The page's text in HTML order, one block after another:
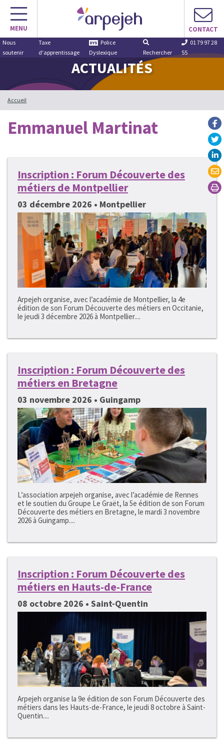
Aller
contenu
MENU CONTACT
Nous
soutenir
Taxe
d'apprentissage
Police
Dyslexique
Rechercher
01 79 97 28
55
ACTUALITÉS
Accueil
Emmanuel Martinat
Inscription : Forum Découverte des
métiers de Montpellier
03 décembre 2026 • Montpellier
Arpejeh organise, avec l’académie de Montpellier, la 4e
édition de son Forum Découverte des métiers en Occitanie,
le jeudi 3 décembre 2026 à Montpellier....
Inscription : Forum Découverte des
métiers en Bretagne
03 novembre 2026 • Guingamp
L’association arpejeh organise, avec l’académie de Rennes
et le soutien du Groupe Le Graët, la 5e édition de son Forum
Découverte des métiers en Bretagne, le mardi 3 novembre
2026 à Guingamp....
Inscription : Forum Découverte des
métiers en Hauts-de-France
08 octobre 2026 • Saint-Quentin
Arpejeh organise la 9e édition de son Forum Découverte des
métiers dans les Hauts-de-France, le jeudi 8 octobre à Saint-
Quentin....